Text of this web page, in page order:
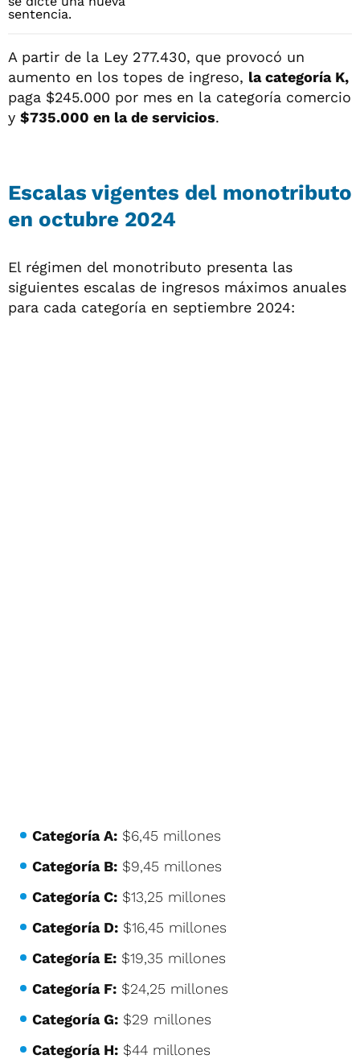
A partir de la Ley 277.430, que provocó un
aumento en los topes de ingreso, la categoría K,
paga $245.000 por mes en la categoría comercio
y $735.000 en la de servicios.
Escalas vigentes del monotributo
en octubre 2024
El régimen del monotributo presenta las
siguientes escalas de ingresos máximos anuales
para cada categoría en septiembre 2024:
Categoría A: $6,45 millones
Categoría B: $9,45 millones
Categoría C: $13,25 millones
Categoría D: $16,45 millones
Categoría E: $19,35 millones
Categoría F: $24,25 millones
Categoría G: $29 millones
Categoría H: $44 millones